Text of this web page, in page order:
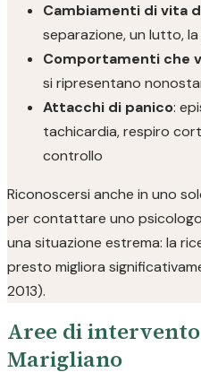
Cambiamenti di vita
separazione, un lutto,
Comportamenti che
si ripresentano
Attacchi di panico:
tachicardia, respiro
controllo
Riconoscersi anche in uno
per contattare uno
una situazione estrema: la
presto migliora
2013).
Aree di
Marigliano